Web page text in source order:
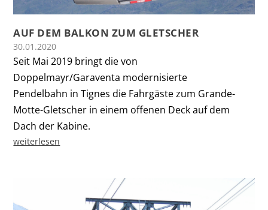
AUF DEM BALKON ZUM GLETSCHER
30.01.2020
Seit Mai 2019 bringt die von
Doppelmayr/Garaventa modernisierte
Pendelbahn in Tignes die Fahrgäste zum Grande-
Motte-Gletscher in einem offenen Deck auf dem
Dach der Kabine.
weiterlesen